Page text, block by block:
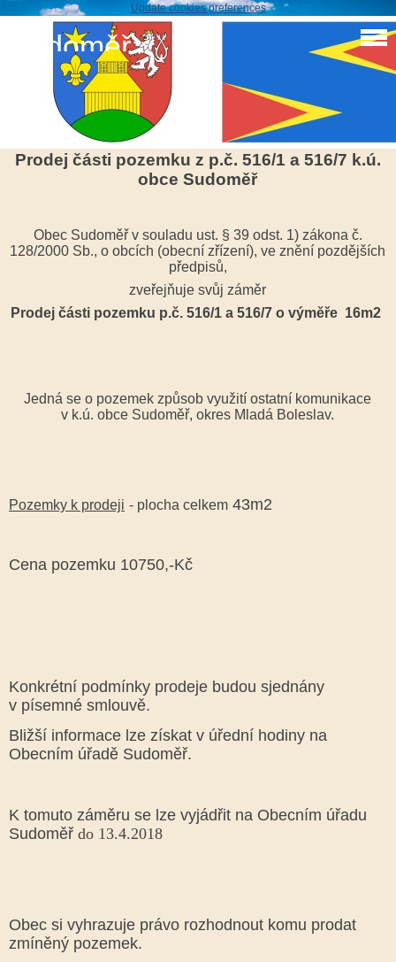
Update cookies preferences
Sudoměř
Záměr obce prodej pozemku 516/1 a 516/7
OZNÁMENÍ O ZÁMĚRU OBCE
Prodej části pozemku z p.č. 516/1 a 516/7 k.ú.
obce Sudoměř
Obec Sudoměř v souladu ust. § 39 odst. 1) zákona č.
128/2000 Sb., o obcích (obecní zřízení), ve znění pozdějších
předpisů,
zveřejňuje svůj záměr
Prodej části pozemku p.č. 516/1 a 516/7 o výměře 16m2
Jedná se o pozemek způsob využití ostatní komunikace
v k.ú. obce Sudoměř, okres Mladá Boleslav.
Pozemky k prodeji - plocha celkem 43m2
Cena pozemku 10750,-Kč
Konkrétní podmínky prodeje budou sjednány
v písemné smlouvě.
Bližší informace lze získat v úřední hodiny na
Obecním úřadě Sudoměř.
K tomuto záměru se lze vyjádřit na Obecním úřadu
Sudoměřdo 13.4.2018
Obec si vyhrazuje právo rozhodnout komu prodat
zmíněný pozemek.